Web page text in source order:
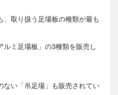
、取り扱う足場板の種類が最も
ルミ足場板」の3種類を販売し
ない「吊足場」も販売されてい